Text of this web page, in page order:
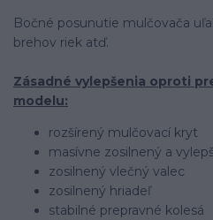
Bočné posunutie mulčovača
brehov riek atď.
Zásadné vylepšenia oproti
modelu:
rozšírený mulčovací kryt
masívne zosilnený a
zosilnený vlečný valec
zosilnený hriadeľ
stabilné prepravné kolesá